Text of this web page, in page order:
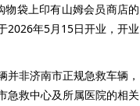
袋上印有山姆会员商店的
2026年5月15日开业，开业
非济南市正规急救车辆，
急救中心及所属医院的相关